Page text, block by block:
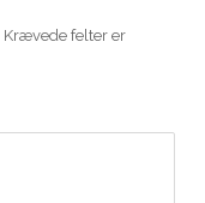
Krævede felter er